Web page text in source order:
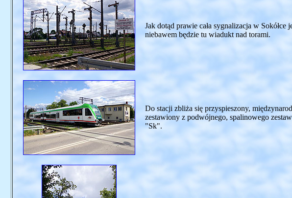
Jak dotąd prawie cała sygnalizacja w
niebawem będzie tu wiadukt nad torami.
Do stacji zbliża się przyspieszony,
zestawiony z podwójnego, spalinowego
"Sk".